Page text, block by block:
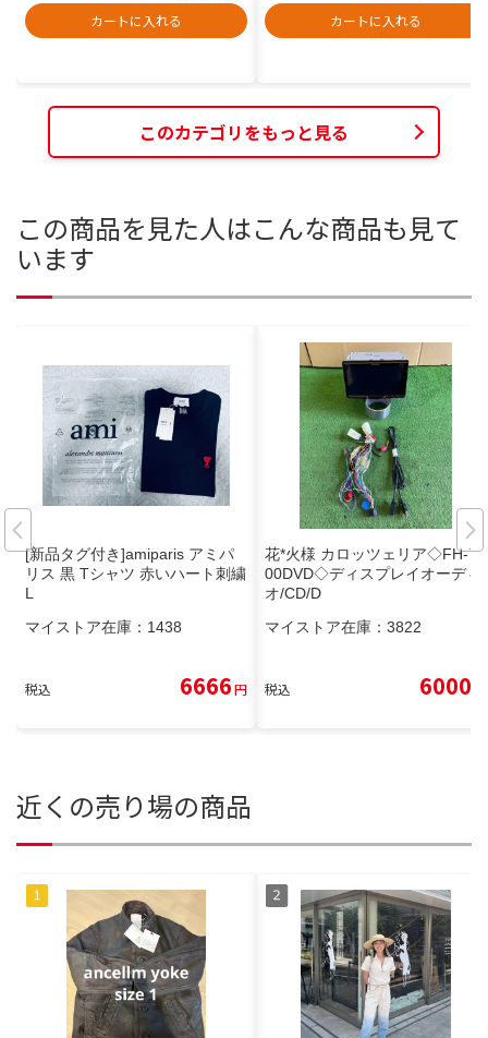
カートに入れる
カートに入れる
このカテゴリをもっと見る
この商品を見た人はこんな商品も見て
います
[新品タグ付き]amiparis アミパ
リス 黒 Tシャツ 赤いハート刺繍
L
マイストア在庫： 1438
税込 6666円
花*火様 カロッツェリア◇FH-74
00DVD◇ディスプレイオーディ
オ/CD/D
マイストア在庫： 3822
税込 6000
近くの売り場の商品